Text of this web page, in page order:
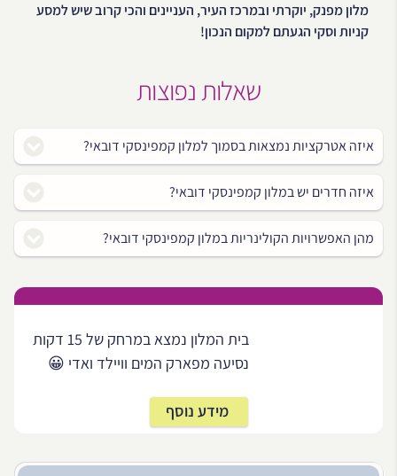
מלון מפנק, יוקרתי ובמרכז העיר, העניינים והכי קרוב שיש למסע
קניות וסקי הגעתם למקום הנכון!
שאלות נפוצות
איזה אטרקציות נמצאות בסמוך למלון קמפינסקי דובאי?
איזה חדרים יש במלון קמפינסקי דובאי?
מהן האפשרויות הקולינריות במלון קמפינסקי דובאי?
בית המלון נמצא במרחק של 15 דקות
נסיעה מפארק המים וויילד ואדי 😀
מידע נוסף